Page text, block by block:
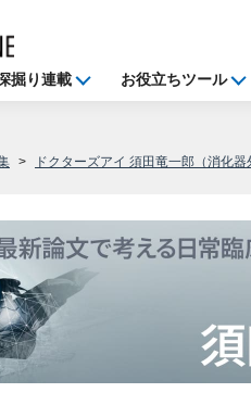
掘り連載 お役立ちツール
ドクターズアイ 須田竜一郎（消化器